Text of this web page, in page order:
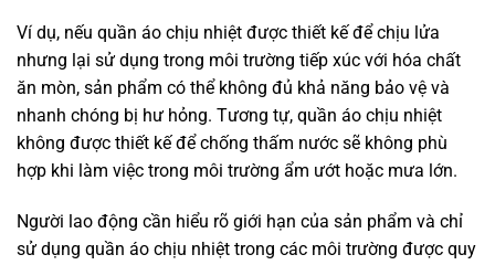
Ví dụ, nếu quần áo chịu nhiệt được thiết kế để chịu lửa
nhưng lại sử dụng trong môi trường tiếp xúc với hóa chất
ăn mòn, sản phẩm có thể không đủ khả năng bảo vệ và
nhanh chóng bị hư hỏng. Tương tự, quần áo chịu nhiệt
không được thiết kế để chống thấm nước sẽ không phù
hợp khi làm việc trong môi trường ẩm ướt hoặc mưa lớn.
Người lao động cần hiểu rõ giới hạn của sản phẩm và chỉ
sử dụng quần áo chịu nhiệt trong các môi trường được quy